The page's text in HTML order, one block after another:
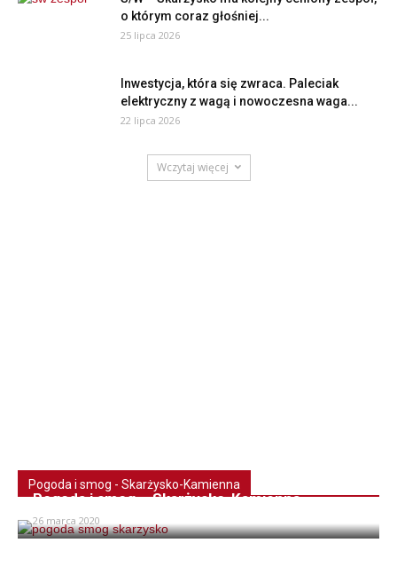
o którym coraz głośniej...
25 lipca 2026
Inwestycja, która się zwraca. Paleciak
elektryczny z wagą i nowoczesna waga...
22 lipca 2026
Wczytaj więcej
Pogoda i smog - Skarżysko-Kamienna
Pogoda i smog – Skarżysko-Kamienna
26 marca 2020